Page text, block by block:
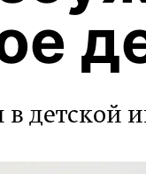
детской